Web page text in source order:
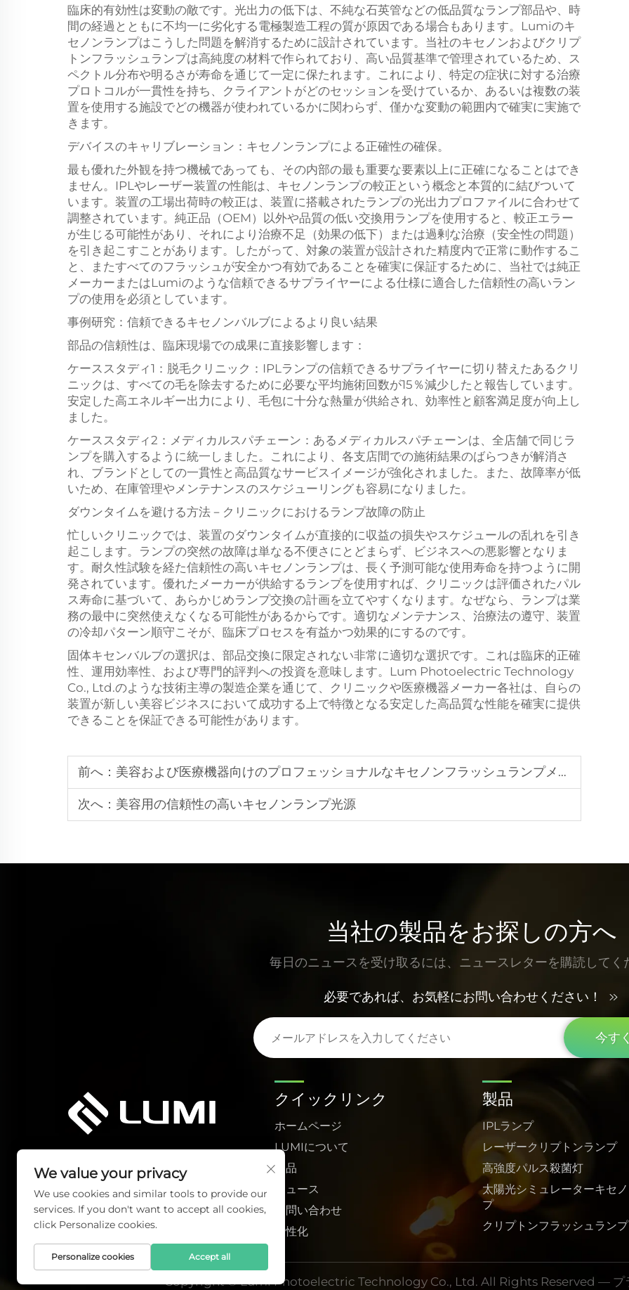
臨床的有効性は変動の敵です。光出力の低下は、不純な石英管などの低品質なランプ部品や、時
間の経過とともに不均一に劣化する電極製造工程の質が原因である場合もあります。Lumiのキ
セノンランプはこうした問題を解消するために設計されています。当社のキセノンおよびクリプ
トンフラッシュランプは高純度の材料で作られており、高い品質基準で管理されているため、ス
ペクトル分布や明るさが寿命を通じて一定に保たれます。これにより、特定の症状に対する治療
プロトコルが一貫性を持ち、クライアントがどのセッションを受けているか、あるいは複数の装
置を使用する施設でどの機器が使われているかに関わらず、僅かな変動の範囲内で確実に実施で
きます。
デバイスのキャリブレーション：キセノンランプによる正確性の確保。
最も優れた外観を持つ機械であっても、その内部の最も重要な要素以上に正確になることはでき
ません。IPLやレーザー装置の性能は、キセノンランプの較正という概念と本質的に結びついて
います。装置の工場出荷時の較正は、装置に搭載されたランプの光出力プロファイルに合わせて
調整されています。純正品（OEM）以外や品質の低い交換用ランプを使用すると、較正エラー
が生じる可能性があり、それにより治療不足（効果の低下）または過剰な治療（安全性の問題）
を引き起こすことがあります。したがって、対象の装置が設計された精度内で正常に動作するこ
と、またすべてのフラッシュが安全かつ有効であることを確実に保証するために、当社では純正
メーカーまたはLumiのような信頼できるサプライヤーによる仕様に適合した信頼性の高いラン
プの使用を必須としています。
事例研究：信頼できるキセノンバルブによるより良い結果
部品の信頼性は、臨床現場での成果に直接影響します：
ケーススタディ1：脱毛クリニック：IPLランプの信頼できるサプライヤーに切り替えたあるクリ
ニックは、すべての毛を除去するために必要な平均施術回数が15％減少したと報告しています。
安定した高エネルギー出力により、毛包に十分な熱量が供給され、効率性と顧客満足度が向上し
ました。
ケーススタディ2：メディカルスパチェーン：あるメディカルスパチェーンは、全店舗で同じラ
ンプを購入するように統一しました。これにより、各支店間での施術結果のばらつきが解消さ
れ、ブランドとしての一貫性と高品質なサービスイメージが強化されました。また、故障率が低
いため、在庫管理やメンテナンスのスケジューリングも容易になりました。
ダウンタイムを避ける方法－クリニックにおけるランプ故障の防止
忙しいクリニックでは、装置のダウンタイムが直接的に収益の損失やスケジュールの乱れを引き
起こします。ランプの突然の故障は単なる不便さにとどまらず、ビジネスへの悪影響となりま
す。耐久性試験を経た信頼性の高いキセノンランプは、長く予測可能な使用寿命を持つように開
発されています。優れたメーカーが供給するランプを使用すれば、クリニックは評価されたパル
ス寿命に基づいて、あらかじめランプ交換の計画を立てやすくなります。なぜなら、ランプは業
務の最中に突然使えなくなる可能性があるからです。適切なメンテナンス、治療法の遵守、装置
の冷却パターン順守こそが、臨床プロセスを有益かつ効果的にするのです。
固体キセンバルブの選択は、部品交換に限定されない非常に適切な選択です。これは臨床的正確
性、運用効率性、および専門的評判への投資を意味します。Lum Photoelectric Technology
Co., Ltd.のような技術主導の製造企業を通じて、クリニックや医療機器メーカー各社は、自らの
装置が新しい美容ビジネスにおいて成功する上で特徴となる安定した高品質な性能を確実に提供
できることを保証できる可能性があります。
前へ： 美容および医療機器向けのプロフェッショナルなキセノンフラッシュランプメーカー
次へ： 美容用の信頼性の高いキセノンランプ光源
当社の製品をお探しの方へ
毎日のニュースを受け取るには、ニュースレターを購読してく
必要であれば、お気軽にお問い合わせください！
今す
クイックリンク
ホームページ
LUMIについて
製品
ニュース
お問い合わせ
活性化
製品
IPLランプ
レーザークリプトンランプ
高強度パルス殺菌灯
太陽光シミュレーターキセ
プ
クリプトンフラッシュランプ
Copyright © Lumi Photoelectric Technology Co., Ltd. All Rights Reserved — プ
We value your privacy
We use cookies and similar tools to provide our
services. If you don't want to accept all cookies,
click Personalize cookies.
Personalize cookies Accept all